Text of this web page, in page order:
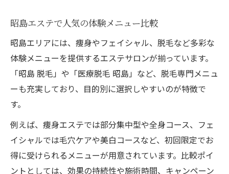
昭島エステで人気の体験メニュー比較
昭島エリアには、痩身やフェイシャル、脱毛など多彩な
体験メニューを提供するエステサロンが揃っています。
「昭島 脱毛」や「医療脱毛 昭島」など、脱毛専門メニュ
ーも充実しており、目的別に選択しやすいのが特徴で
す。
例えば、痩身エステでは部分集中型や全身コース、フェ
イシャルでは毛穴ケアや美白コースなど、初回限定でお
得に受けられるメニューが用意されています。比較ポイ
ントとしては、効果の持続性や施術時間、キャンペーン